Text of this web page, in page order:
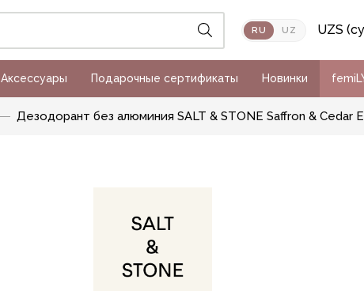
RU UZ UZS
Аксессуары Подарочные сертификаты Новинки
Дезодорант без алюминия SALT & STONE Saffron & Cedar